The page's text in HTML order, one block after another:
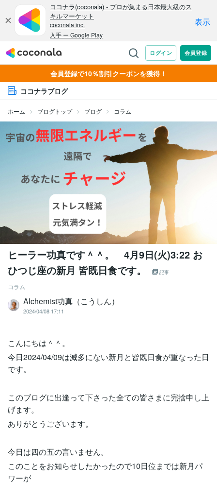
会員登録で10％割引クーポンを獲得！
ココナラブログ
ホーム ブログトップ ブログ コラム
ヒーラー功真です＾＾。 4月9日(火)3:22 お
ひつじ座の新月 皆既日食です。
記事
コラム
Alchemist功真（こうしん）
2024/04/08 17:11
こんにちは＾＾。
今日2024/04/09は滅多にない新月と皆既日食が重なった日
です。
このブログに出逢って下さった全ての皆さまに完捨申し上
げます。
ありがとうございます。
今日は四の五の言いません。
このことをお知らせしたかったので10日位までは新月パ
ワーが